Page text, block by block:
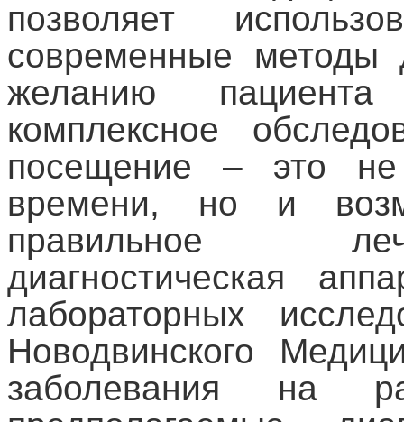
позволяет
современные методы
желанию
комплексное
посещение – это не
времени, но и
правильное
диагностическая
лабораторных
Новодвинского
заболевания на